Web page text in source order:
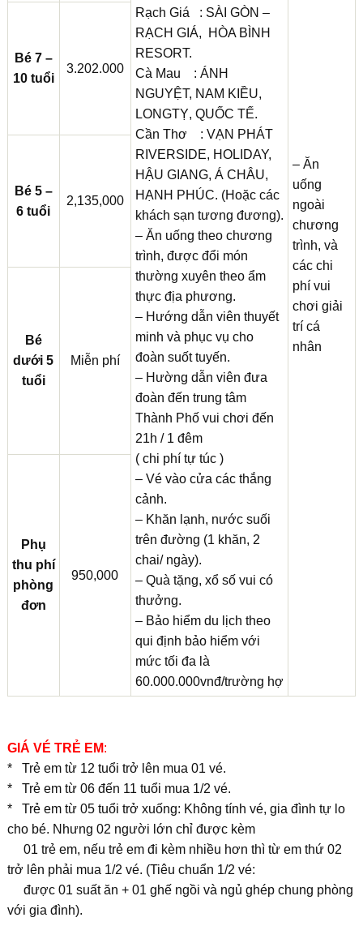
Rạch Giá : SÀI GÒN –
RẠCH GIÁ, HÒA BÌNH
RESORT.
Cà Mau : ÁNH
NGUYỆT, NAM KIỀU,
LONGTỴ, QUỐC TẾ.
Cần Thơ : VẠN PHÁT
RIVERSIDE, HOLIDAY,
HẬU GIANG, Á CHÂU,
HẠNH PHÚC. (Hoặc các
khách sạn tương đương).
– Ăn uống theo chương
trình, được đổi món
thường xuyên theo ẩm
thực địa phương.
– Hướng dẫn viên thuyết
minh và phục vụ cho
đoàn suốt tuyến.
– Hường dẫn viên đưa
đoàn đến trung tâm
Thành Phố vui chơi đến
21h / 1 đêm
( chi phí tự túc )
– Vé vào cửa các thắng
cảnh.
– Khăn lạnh, nước suối
trên đường (1 khăn, 2
chai/ ngày).
– Quà tặng, xổ số vui có
thưởng.
– Bảo hiểm du lịch theo
qui định bảo hiểm với
mức tối đa là
60.000.000vnđ/trường hợ
– Ăn
uống
ngoài
chương
trình, và
các chi
phí vui
chơi giải
trí cá
nhân
Bé 7 –
10 tuổi
3.202.000
Bé 5 –
6 tuổi
2,135,000
Bé
dưới 5
tuổi
Miễn phí
Phụ
thu phí
phòng
đơn
950,000
GIÁ VÉ TRẺ EM:
* Trẻ em từ 12 tuổi trở lên mua 01 vé.
* Trẻ em từ 06 đến 11 tuổi mua 1/2 vé.
* Trẻ em từ 05 tuổi trở xuống: Không tính vé, gia đình tự lo
cho bé. Nhưng 02 người lớn chỉ được kèm
01 trẻ em, nếu trẻ em đi kèm nhiều hơn thì từ em thứ 02
trở lên phải mua 1/2 vé. (Tiêu chuẩn 1/2 vé:
được 01 suất ăn + 01 ghế ngồi và ngủ ghép chung phòng
với gia đình).